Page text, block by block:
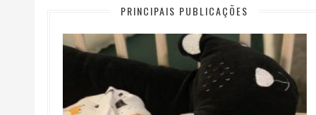
PRINCIPAIS PUBLICAÇÕES